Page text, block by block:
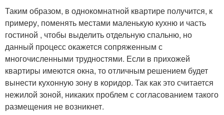
Таким образом, в однокомнатной квартире получится, к
примеру, поменять местами маленькую кухню и часть
гостиной , чтобы выделить отдельную спальню, но
данный процесс окажется сопряженным с
многочисленными трудностями. Если в прихожей
квартиры имеются окна, то отличным решением будет
вынести кухонную зону в коридор. Так как это считается
нежилой зоной, никаких проблем с согласованием такого
размещения не возникнет.